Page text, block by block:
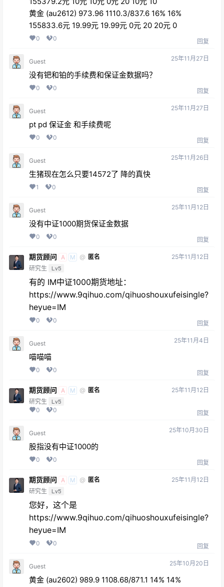
黄金 (au2612) 973.96 1110.3/837.6 16% 16%
155833.6元 19.99元 19.99元 0元 20 20元 0
0 0 回复
Guest 25年11月27日
没有钯和铂的手续费和保证金数据吗？
0 0 回复
Guest 25年11月27日
pt pd 保证金 和手续费呢
0 0 回复
Guest 25年11月26日
生猪现在怎么只要14572了 降的真快
1 0 回复
Guest 25年11月12日
没有中证1000期货保证金数据
0 0 回复
期货顾问 A M @ 匿名
研究生
Lv5
25年11月12日
有的 IM中证1000期货地址：
https://www.9qihuo.com/qihuoshouxufeisingle?
heyue=IM
0 0 回复
Guest 25年11月4日
喵喵喵
0 0 回复
期货顾问 A M @ 匿名
研究生
Lv5
25年11月12日
0 0 回复
Guest 25年10月30日
股指没有中证1000的
0 0 回复
期货顾问 A M @ 匿名
研究生
Lv5
25年11月12日
您好，这个是
https://www.9qihuo.com/qihuoshouxufeisingle?
heyue=IM
0 0 回复
Guest 25年10月20日
黄金 (au2602) 989.9 1108.68/871.1 14% 14%